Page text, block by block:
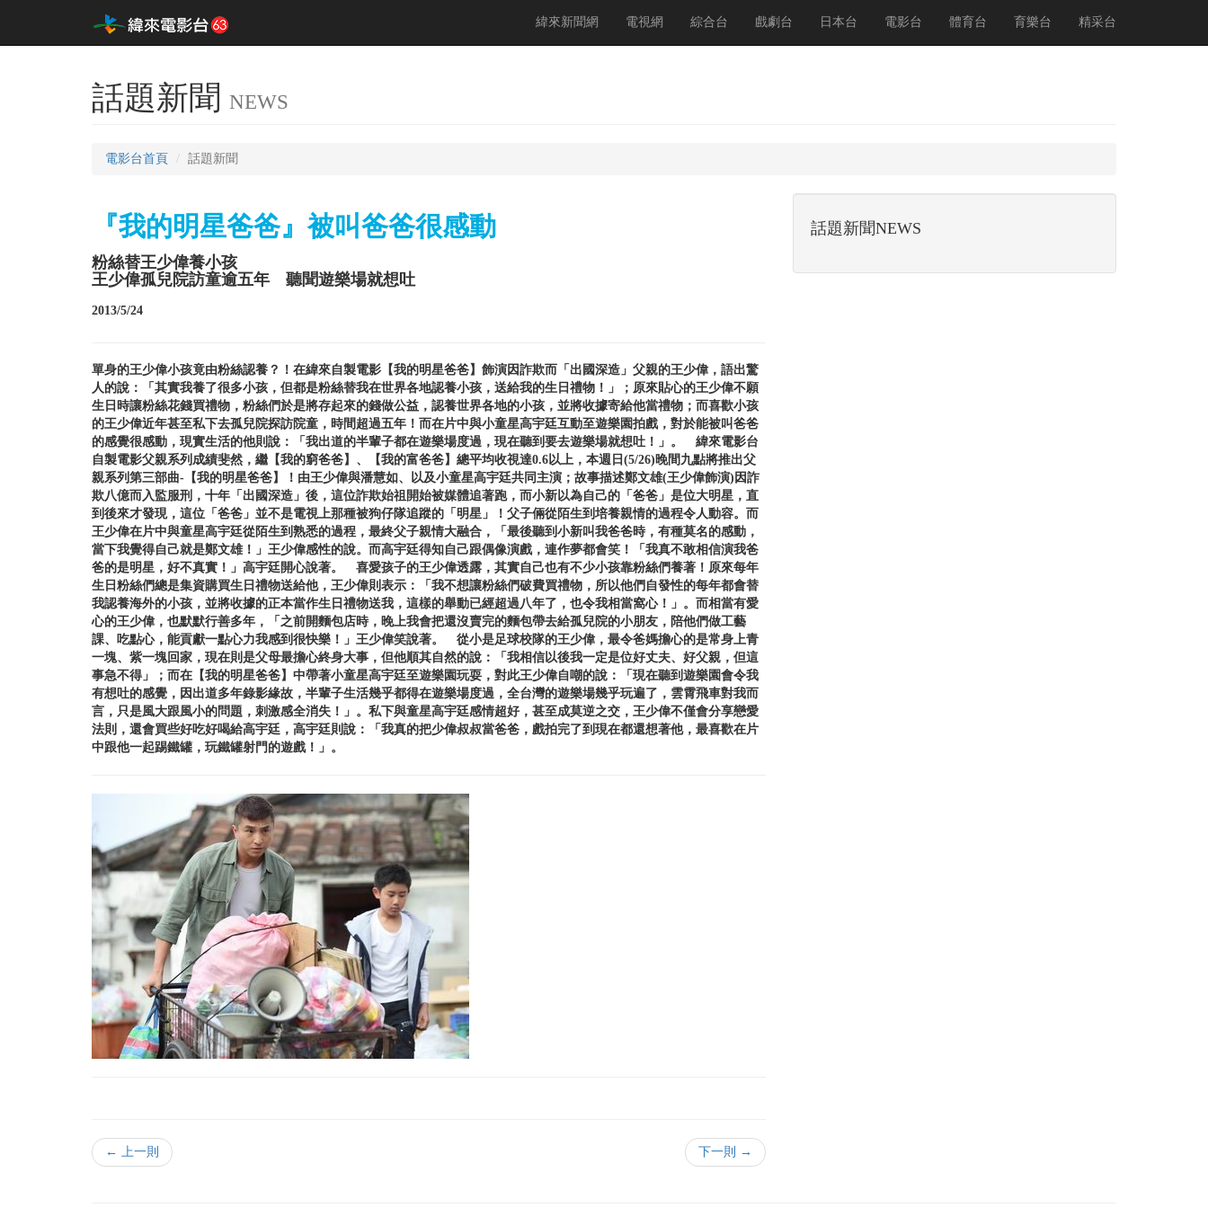
緯來新聞網 電視網 綜合台 戲劇台 日本台 電影台 體育台 育樂台 精采台
話題新聞 NEWS
電影台首頁 話題新聞
『我的明星爸爸』被叫爸爸很感動
粉絲替王少偉養小孩
王少偉孤兒院訪童逾五年 聽聞遊樂場就想吐
2013/5/24
單身的王少偉小孩竟由粉絲認養？！在緯來自製電影【我的明星爸爸】飾演因詐欺而「出國深造」父親的王少偉，語出驚
人的說：「其實我養了很多小孩，但都是粉絲替我在世界各地認養小孩，送給我的生日禮物！」；原來貼心的王少偉不願
生日時讓粉絲花錢買禮物，粉絲們於是將存起來的錢做公益，認養世界各地的小孩，並將收據寄給他當禮物；而喜歡小孩
的王少偉近年甚至私下去孤兒院探訪院童，時間超過五年！而在片中與小童星高宇廷互動至遊樂園拍戲，對於能被叫爸爸
的感覺很感動，現實生活的他則說：「我出道的半輩子都在遊樂場度過，現在聽到要去遊樂場就想吐！」。 緯來電影台
自製電影父親系列成績斐然，繼【我的窮爸爸】、【我的富爸爸】總平均收視達0.6以上，本週日(5/26)晚間九點將推出父
親系列第三部曲-【我的明星爸爸】！由王少偉與潘慧如、以及小童星高宇廷共同主演；故事描述鄭文雄(王少偉飾演)因詐
欺八億而入監服刑，十年「出國深造」後，這位詐欺始祖開始被媒體追著跑，而小新以為自己的「爸爸」是位大明星，直
到後來才發現，這位「爸爸」並不是電視上那種被狗仔隊追蹤的「明星」！父子倆從陌生到培養親情的過程令人動容。而
王少偉在片中與童星高宇廷從陌生到熟悉的過程，最終父子親情大融合，「最後聽到小新叫我爸爸時，有種莫名的感動，
當下我覺得自己就是鄭文雄！」王少偉感性的說。而高宇廷得知自己跟偶像演戲，連作夢都會笑！「我真不敢相信演我爸
爸的是明星，好不真實！」高宇廷開心說著。 喜愛孩子的王少偉透露，其實自己也有不少小孩靠粉絲們養著！原來每年
生日粉絲們總是集資購買生日禮物送給他，王少偉則表示：「我不想讓粉絲們破費買禮物，所以他們自發性的每年都會替
我認養海外的小孩，並將收據的正本當作生日禮物送我，這樣的舉動已經超過八年了，也令我相當窩心！」。而相當有愛
心的王少偉，也默默行善多年，「之前開麵包店時，晚上我會把還沒賣完的麵包帶去給孤兒院的小朋友，陪他們做工藝
課、吃點心，能貢獻一點心力我感到很快樂！」王少偉笑說著。 從小是足球校隊的王少偉，最令爸媽擔心的是常身上青
一塊、紫一塊回家，現在則是父母最擔心終身大事，但他順其自然的說：「我相信以後我一定是位好丈夫、好父親，但這
事急不得」；而在【我的明星爸爸】中帶著小童星高宇廷至遊樂園玩耍，對此王少偉自嘲的說：「現在聽到遊樂園會令我
有想吐的感覺，因出道多年錄影緣故，半輩子生活幾乎都得在遊樂場度過，全台灣的遊樂場幾乎玩遍了，雲霄飛車對我而
言，只是風大跟風小的問題，刺激感全消失！」。私下與童星高宇廷感情超好，甚至成莫逆之交，王少偉不僅會分享戀愛
法則，還會買些好吃好喝給高宇廷，高宇廷則說：「我真的把少偉叔叔當爸爸，戲拍完了到現在都還想著他，最喜歡在片
中跟他一起踢鐵罐，玩鐵罐射門的遊戲！」。
← 上一則 下一則 →
話題新聞NEWS